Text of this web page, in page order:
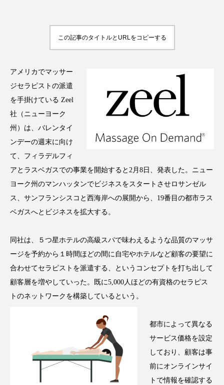
TAG LIST タグ一覧
AI B2B
SaaS SNS
TikTok アスタキサンチン
アスレジャーコスメ
アンチエイジング アンチソリチュード
ウェアラブルデバイス ウェルネス
エクソソーム オーガニック
カウンセリング
ガジェット キーワード
クレンジング
この記事のタイトルとURLをコピーする
アメリカでマッサー
ジセラピストの派遣
を手掛けている Zeel
社（ニューヨーク
州）は、バレンタイ
ンデーの週末に向け
て、フィラデルフィ
アとラスベガスでの事業を開始すると2月8日、発表した。ニュー
ヨーク州のマンハッタンでビジネスをスタートさせロサンゼル
ス、サンフランシスコと西海岸への展開から、19番目の都市ラス
ベガスへとビジネスを拡大する。
同社は、５つ星ホテルの高級スパで味わえるような品質のマッサ
ージを予約から１時間ほどの間に自宅やホテルなど顧客の要望に
合わせてセラピストを派遣する、というコンセプトを打ち出して
顧客層を増やしていった。既に5,000人ほどの有資格のセラピス
トのネットワークを構築しているという。
都市によって異なる
サービス価格を設定
しており、顧客は事
前にオンラインサイ
トで情報を確認する